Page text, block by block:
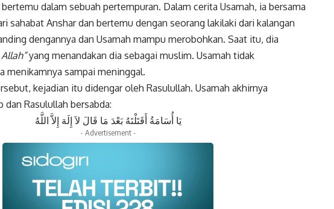
dalam sebuah pertempuran. Dalam cerita Usamah, ia bersama
sahabat Anshar dan bertemu dengan seorang lakilaki dari kalangan
dengannya dan Usamah mampu merobohkan. Saat itu, dia
yang menandakan dia sebagai muslim. Usamah tidak
menikamnya sampai meninggal.
kejadian itu didengar oleh Rasulullah. Usamah akhirnya
Rasulullah bersabda:
يَا أُسَامَةُ أَقَتَلْتَهُ بَعْدَ مَا قَالَ لاَ إِلَهَ إِلاَّ اللَّهُ
- Advertisement -
Facebook
Gmail